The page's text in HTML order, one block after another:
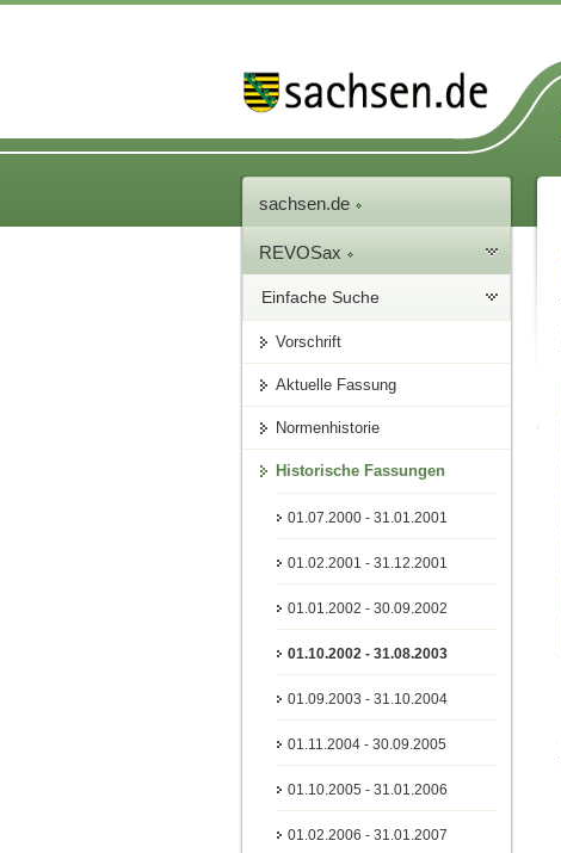
sachsen.de
REVOSax
Einfache Suche
Vorschrift
Aktuelle Fassung
Normenhistorie
Historische Fassungen
01.07.2000 - 31.01.2001
01.02.2001 - 31.12.2001
01.01.2002 - 30.09.2002
01.10.2002 - 31.08.2003
01.09.2003 - 31.10.2004
01.11.2004 - 30.09.2005
01.10.2005 - 31.01.2006
01.02.2006 - 31.01.2007